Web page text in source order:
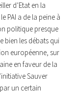
d’Etat en la
PAI a de la peine à
politique presque
bien les débats qui
européenne, sur
en faveur de la
Sauver
un certain